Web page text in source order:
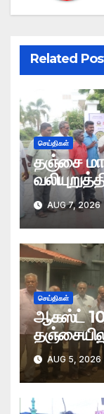
Related
செய்திகள்
தஞ்சை
AUG 7, 2026
செய்திகள்
ஆகஸ்ட்
AUG 5, 2026